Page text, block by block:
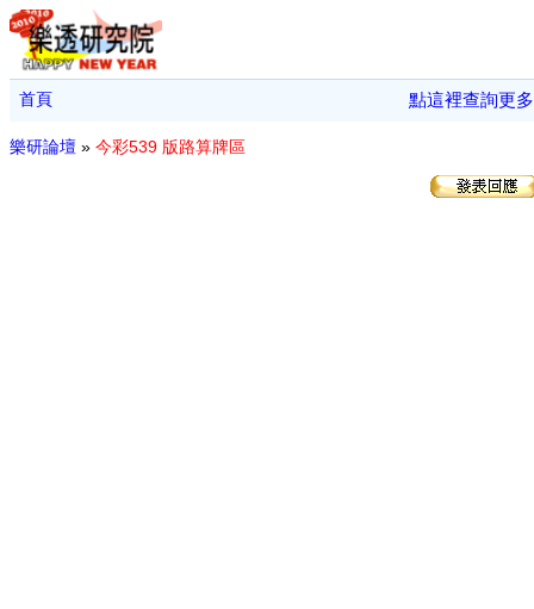
首頁 點這裡查詢更多
樂研論壇 » 今彩539 版路算牌區